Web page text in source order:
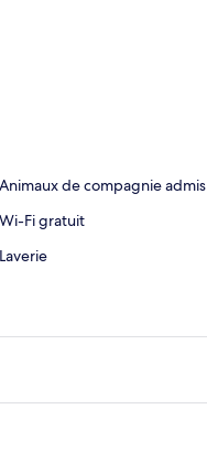
Animaux de compagnie admis
Wi-Fi gratuit
Laverie